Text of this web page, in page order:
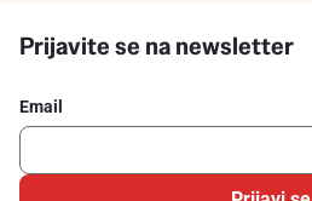
Prijavite se na newsletter
Email